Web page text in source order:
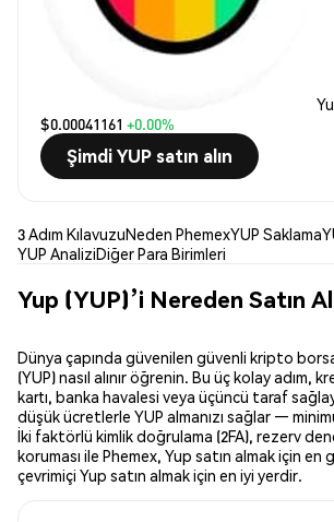
$0.00041161 +0.00%
Şimdi YUP satın alın
3 Adım KılavuzuNeden PhemexYUP Saklama
YUP AnaliziDiğer Para Birimleri
Yup (YUP)’i Nereden Satın
Dünya çapında güvenilen güvenli kripto
(YUP) nasıl alınır öğrenin. Bu üç kolay adım,
kartı, banka havalesi veya üçüncü taraf
düşük ücretlerle YUP almanızı sağlar —
İki faktörlü kimlik doğrulama (2FA), rezerv
koruması ile Phemex, Yup satın almak için en
çevrimiçi Yup satın almak için en iyi yerdir.